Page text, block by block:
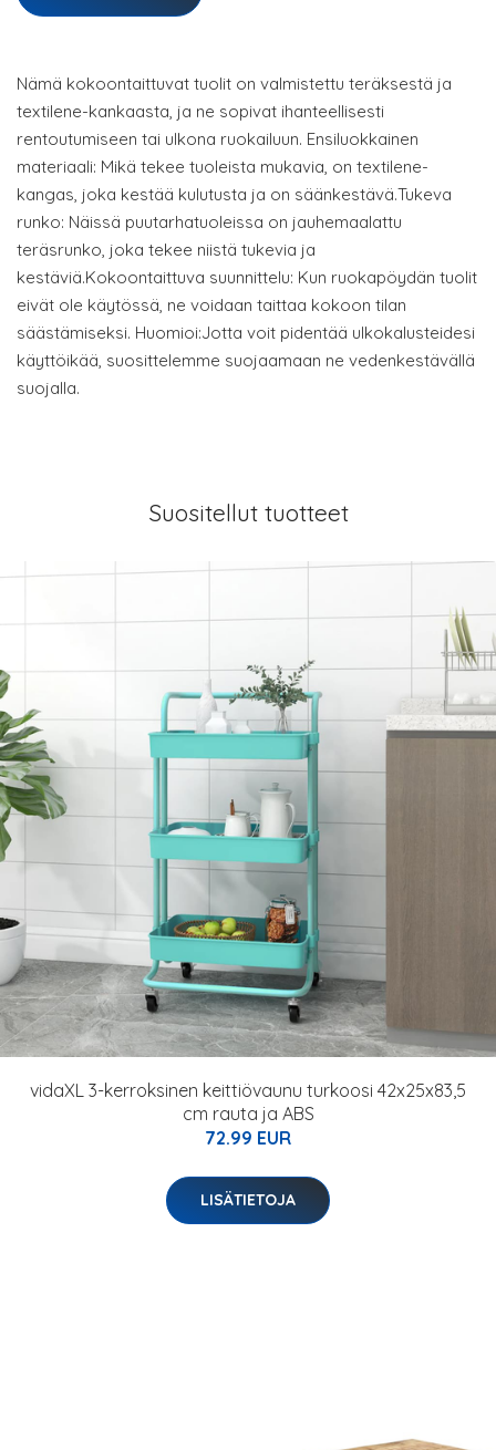
Nämä kokoontaittuvat tuolit on valmistettu teräksestä ja
textilene-kankaasta, ja ne sopivat ihanteellisesti
rentoutumiseen tai ulkona ruokailuun. Ensiluokkainen
materiaali: Mikä tekee tuoleista mukavia, on textilene-
kangas, joka kestää kulutusta ja on säänkestävä.Tukeva
runko: Näissä puutarhatuoleissa on jauhemaalattu
teräsrunko, joka tekee niistä tukevia ja
kestäviä.Kokoontaittuva suunnittelu: Kun ruokapöydän tuolit
eivät ole käytössä, ne voidaan taittaa kokoon tilan
säästämiseksi. Huomioi:Jotta voit pidentää ulkokalusteidesi
käyttöikää, suosittelemme suojaamaan ne vedenkestävällä
suojalla.
Suositellut tuotteet
vidaXL 3-kerroksinen keittiövaunu turkoosi 42x25x83,5
cm rauta ja ABS
72.99 EUR
LISÄTIETOJA